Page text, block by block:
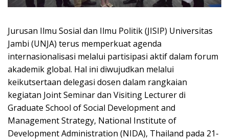
Jurusan Ilmu Sosial dan Ilmu Politik (JISIP) Universitas
Jambi (UNJA) terus memperkuat agenda
internasionalisasi melalui partisipasi aktif dalam forum
akademik global. Hal ini diwujudkan melalui
keikutsertaan delegasi dosen dalam rangkaian
kegiatan Joint Seminar dan Visiting Lecturer di
Graduate School of Social Development and
Management Strategy, National Institute of
Development Administration (NIDA), Thailand pada 21-